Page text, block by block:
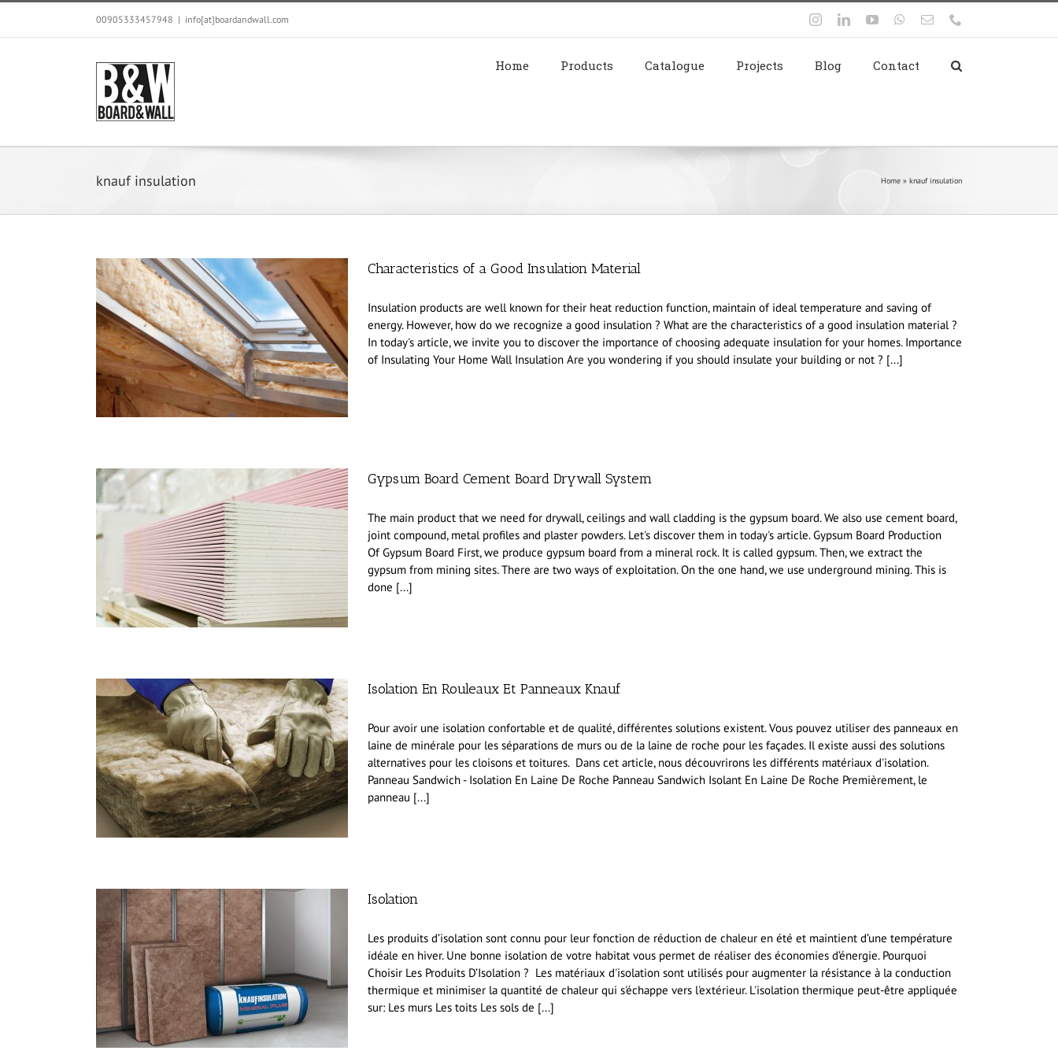
Skip
content
00905333457948 | info[at]boardandwall.com InstagramLinkedInYouTubeWhatsApp
Email
Home Products Catalogue Projects Blog Contact
knauf insulation Home » knauf insulation
Characteristics of a Good Insulation Material
Insulation products are well known for their heat reduction function, maintain of ideal temperature and saving of
energy. However, how do we recognize a good insulation ? What are the characteristics of a good insulation material ?
In today's article, we invite you to discover the importance of choosing adequate insulation for your homes. Importance
of Insulating Your Home Wall Insulation Are you wondering if you should insulate your building or not ? [...]
Gypsum Board Cement Board Drywall System
The main product that we need for drywall, ceilings and wall cladding is the gypsum board. We also use cement board,
joint compound, metal profiles and plaster powders. Let's discover them in today's article. Gypsum Board Production
Of Gypsum Board First, we produce gypsum board from a mineral rock. It is called gypsum. Then, we extract the
gypsum from mining sites. There are two ways of exploitation. On the one hand, we use underground mining. This is
done [...]
Isolation En Rouleaux Et Panneaux Knauf
Pour avoir une isolation confortable et de qualité, différentes solutions existent. Vous pouvez utiliser des panneaux en
laine de minérale pour les séparations de murs ou de la laine de roche pour les façades. Il existe aussi des solutions
alternatives pour les cloisons et toitures. Dans cet article, nous découvrirons les différents matériaux d'isolation.
Panneau Sandwich - Isolation En Laine De Roche Panneau Sandwich Isolant En Laine De Roche Premièrement, le
panneau [...]
Isolation
Les produits d’isolation sont connu pour leur fonction de réduction de chaleur en été et maintient d’une température
idéale en hiver. Une bonne isolation de votre habitat vous permet de réaliser des économies d’énergie. Pourquoi
Choisir Les Produits D’Isolation ? Les matériaux d'isolation sont utilisés pour augmenter la résistance à la conduction
thermique et minimiser la quantité de chaleur qui s'échappe vers l'extérieur. L'isolation thermique peut-être appliquée
sur: Les murs Les toits Les sols de [...]